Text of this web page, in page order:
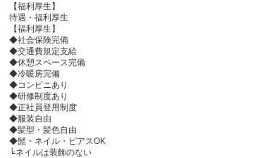
【福利厚生】
待遇・福利厚生
【福利厚生】
◆社会保険完備
◆交通費規定支給
◆休憩スペース完備
◆冷暖房完備
◆コンビニあり
◆研修制度あり
◆正社員登用制度
◆服装自由
◆髪型・髪色自由
◆髭・ネイル・ピアスOK
╘ネイルは装飾のない